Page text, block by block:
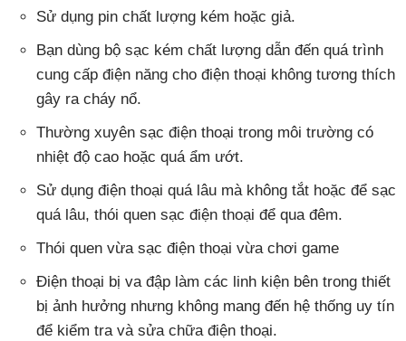
Sử dụng pin chất lượng kém hoặc giả.
Bạn dùng bộ sạc kém chất lượng dẫn đến quá trình
cung cấp điện năng cho điện thoại không tương thích
gây ra cháy nổ.
Thường xuyên sạc điện thoại trong môi trường có
nhiệt độ cao hoặc quá ẩm ướt.
Sử dụng điện thoại quá lâu mà không tắt hoặc để sạc
quá lâu, thói quen sạc điện thoại để qua đêm.
Thói quen vừa sạc điện thoại vừa chơi game
Điện thoại bị va đập làm các linh kiện bên trong thiết
bị ảnh hưởng nhưng không mang đến hệ thống uy tín
để kiểm tra và sửa chữa điện thoại.